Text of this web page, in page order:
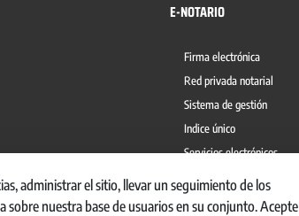
de capitales
E-NOTARIO
Firma electrónica
Red privada notarial
Sistema de gestión
Indice único
Servicios electrónicos
Ábaco
administrar el sitio, llevar un seguimiento de los
nuestra base de usuarios en su conjunto. Acepte